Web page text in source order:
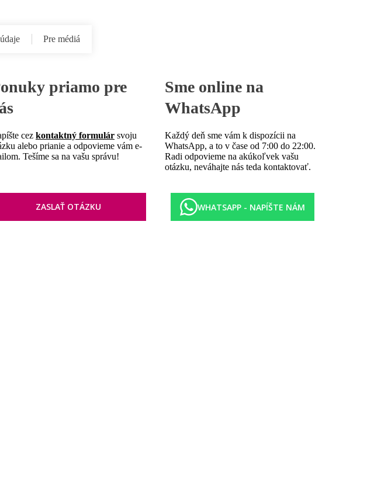
Pre médiá
priamo pre
cez kontaktný formulár svoju
alebo prianie a odpovieme vám e-
Tešíme sa na vašu správu!
ZASLAŤ OTÁZKU
Sme online na
WhatsApp
Každý deň sme vám k dispozícii na
WhatsApp, a to v čase od 7:00 do 22:00.
Radi odpovieme na akúkoľvek vašu
otázku, neváhajte nás teda kontaktovať.
WHATSAPP - NAPÍŠTE NÁM